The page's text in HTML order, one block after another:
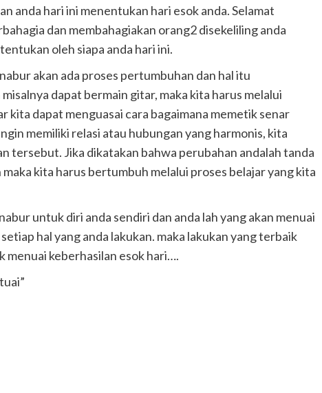
anda hari ini menentukan hari esok anda. Selamat
dan membahagiakan orang2 disekeliling anda
oleh siapa anda hari ini.
akan ada proses pertumbuhan dan hal itu
dapat bermain gitar, maka kita harus melalui
kita dapat menguasai cara bagaimana memetik senar
memiliki relasi atau hubungan yang harmonis, kita
tersebut. Jika dikatakan bahwa perubahan andalah tanda
kita harus bertumbuh melalui proses belajar yang kita
untuk diri anda sendiri dan anda lah yang akan menuai
hal yang anda lakukan. maka lakukan yang terbaik
menuai keberhasilan esok hari….